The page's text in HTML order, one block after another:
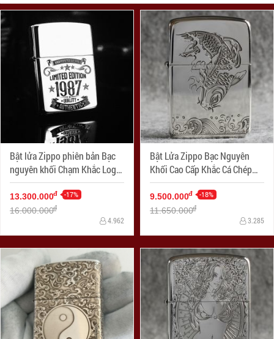
Bật lửa Zippo phiên bản Bạc
nguyên khối Chạm Khắc Logo
Limited 1987 Bản Armor
13.300.000đ -17%
16.000.000đ
4.962
Bật Lửa Zippo Bạc Nguyên
Khối Cao Cấp Khắc Cá Chép
Hóa Rồng Bản 1941
9.500.000đ -18%
11.650.000đ
3.285